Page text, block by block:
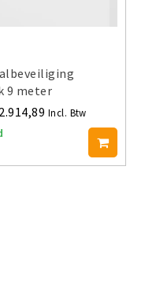
9 meter
Incl. Btw